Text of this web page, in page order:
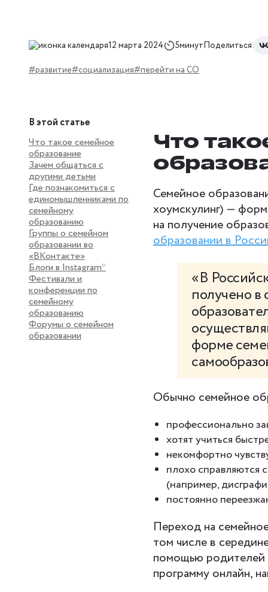
12 марта 2024 5минутПоделиться:
#развитие#социализация#перейти на СО
В этой статье
Что такое семейное
образование
Зачем общаться с
другими детьми
Где познакомиться с
единомышленниками по
семейному
образованию
Группы о семейном
образовании во
«ВКонтакте»
Блоги в Instagram*
Фестивали и
конференции по
семейному
образованию
Форумы о семейном
образовании
Что
Семейное
хоумскулинг) —
на получение
образовании в
«В
получено
форме
Обычно семейное
профессионально
хотят учиться
некомфортно
плохо справляются
(например,
постоянно
Переход на
том числе в
помощью родителей
программу онлайн,